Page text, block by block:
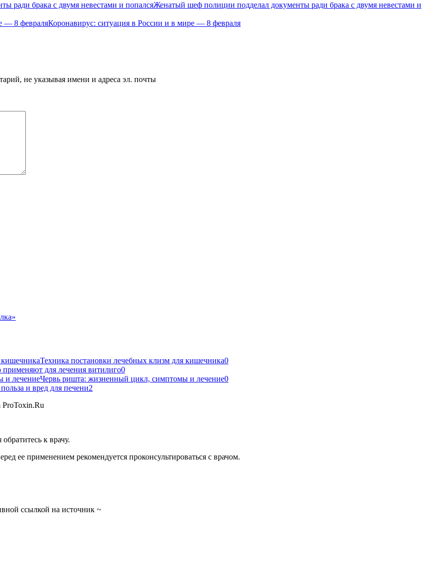
Женатый шеф полиции подделал документы ради брака с двумя невестами и
Коронавирус: ситуация в России и в мире — 8 февраля
не указывая имени и адреса эл. почты
Техника постановки лечебных клизм для кишечника0
применяют для лечения витилиго0
Червь ришта: жизненный цикл, симптомы и лечение0
и вред для печени2
к врачу.
ее применением рекомендуется проконсультироваться с врачом.
ссылкой на источник ~